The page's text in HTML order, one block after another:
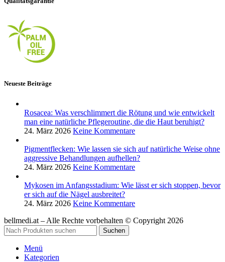
Neueste Beiträge
Rosacea: Was verschlimmert die Rötung und wie entwickelt
man eine natürliche Pflegeroutine, die die Haut beruhigt?
24. März 2026 Keine Kommentare
Pigmentflecken: Wie lassen sie sich auf natürliche Weise ohne
aggressive Behandlungen aufhellen?
24. März 2026 Keine Kommentare
Mykosen im Anfangsstadium: Wie lässt er sich stoppen, bevor
er sich auf die Nägel ausbreitet?
24. März 2026 Keine Kommentare
bellmedi.at – Alle Rechte vorbehalten © Copyright 2026
Suchen
Menü
Kategorien